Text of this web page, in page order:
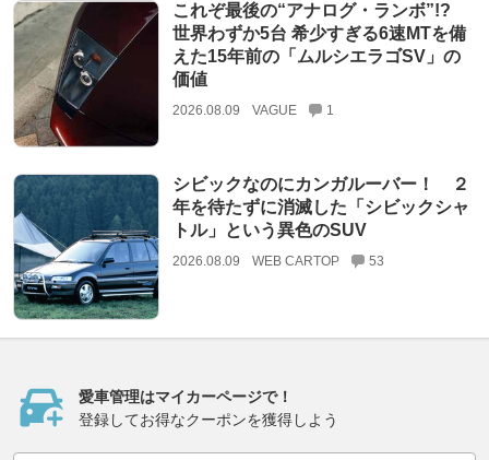
これぞ最後の“アナログ・ランボ”!?
世界わずか5台 希少すぎる6速MTを備
えた15年前の「ムルシエラゴSV」の
価値
2026.08.09 VAGUE 1
シビックなのにカンガルーバー！ ２
年を待たずに消滅した「シビックシャ
トル」という異色のSUV
2026.08.09 WEB CARTOP 53
愛車管理はマイカーページで！
登録してお得なクーポンを獲得しよう